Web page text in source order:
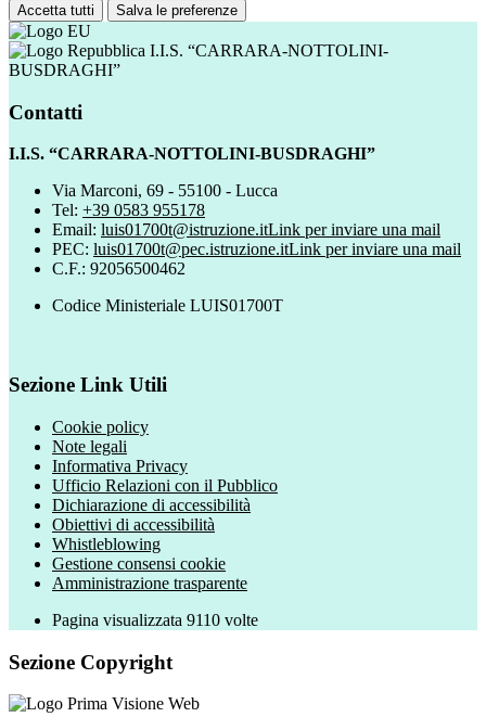
Accetta tutti Salva le preferenze
I.I.S. “CARRARA-NOTTOLINI-
BUSDRAGHI”
Contatti
I.I.S. “CARRARA-NOTTOLINI-BUSDRAGHI”
Via Marconi, 69 - 55100 - Lucca
Tel: +39 0583 955178
Email: luis01700t@istruzione.itLink per inviare una mail
PEC: luis01700t@pec.istruzione.itLink per inviare una mail
C.F.: 92056500462
Codice Ministeriale LUIS01700T
Sezione Link Utili
Cookie policy
Note legali
Informativa Privacy
Ufficio Relazioni con il Pubblico
Dichiarazione di accessibilità
Obiettivi di accessibilità
Whistleblowing
Gestione consensi cookie
Amministrazione trasparente
Pagina visualizzata 9110 volte
Sezione Copyright